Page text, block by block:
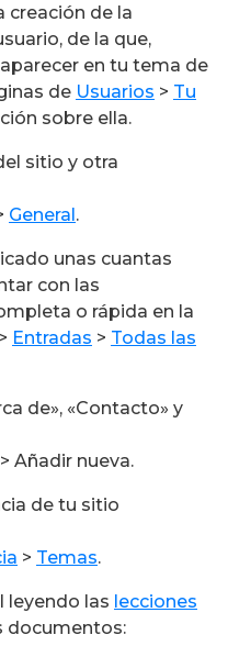
creación de la
de la que,
en tu tema de
de Usuarios > Tu
sobre ella.
sitio y otra
General.
unas cuantas
con las
o rápida en la
> Entradas > Todas las
de», «Contacto» y
> Añadir nueva.
de tu sitio
> Temas.
leyendo las lecciones
documentos: